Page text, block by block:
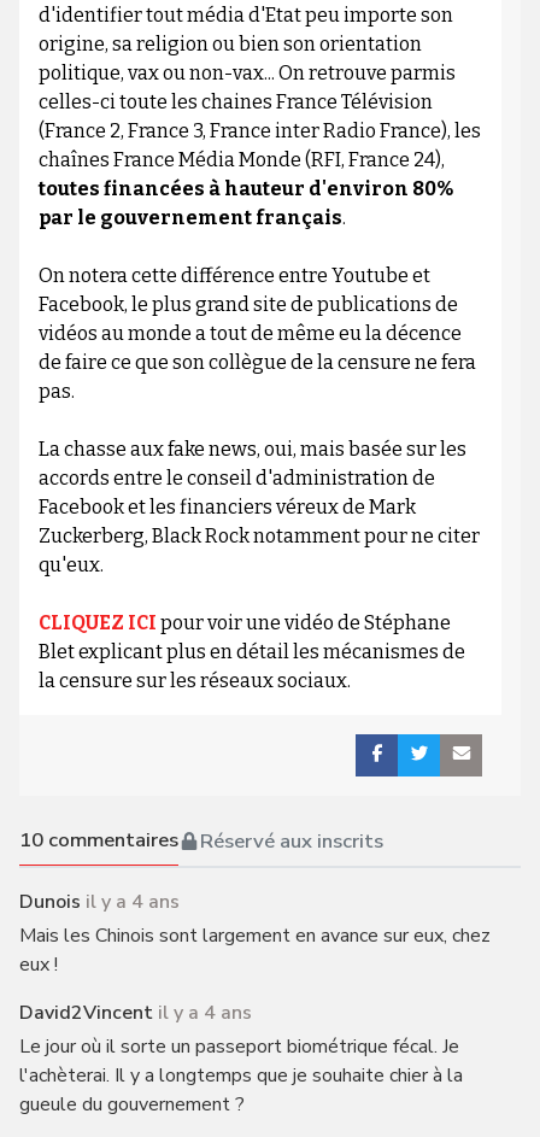
d'identifier tout média d'Etat peu importe son
origine, sa religion ou bien son orientation
politique, vax ou non-vax... On retrouve parmis
celles-ci toute les chaines France Télévision
(France 2, France 3, France inter Radio France), les
chaînes France Média Monde (RFI, France 24),
toutes financées à hauteur d'environ 80%
par le gouvernement français.
On notera cette différence entre Youtube et
Facebook, le plus grand site de publications de
vidéos au monde a tout de même eu la décence
de faire ce que son collègue de la censure ne fera
pas.
La chasse aux fake news, oui, mais basée sur les
accords entre le conseil d'administration de
Facebook et les financiers véreux de Mark
Zuckerberg, Black Rock notamment pour ne citer
qu'eux.
CLIQUEZ ICI pour voir une vidéo de Stéphane
Blet explicant plus en détail les mécanismes de
la censure sur les réseaux sociaux.
10commentaires Réservé aux inscrits
Dunois il y a 4 ans
Mais les Chinois sont largement en avance sur eux, chez
eux !
David2Vincent il y a 4 ans
Le jour où il sorte un passeport biométrique fécal. Je
l'achèterai. Il y a longtemps que je souhaite chier à la
gueule du gouvernement ?